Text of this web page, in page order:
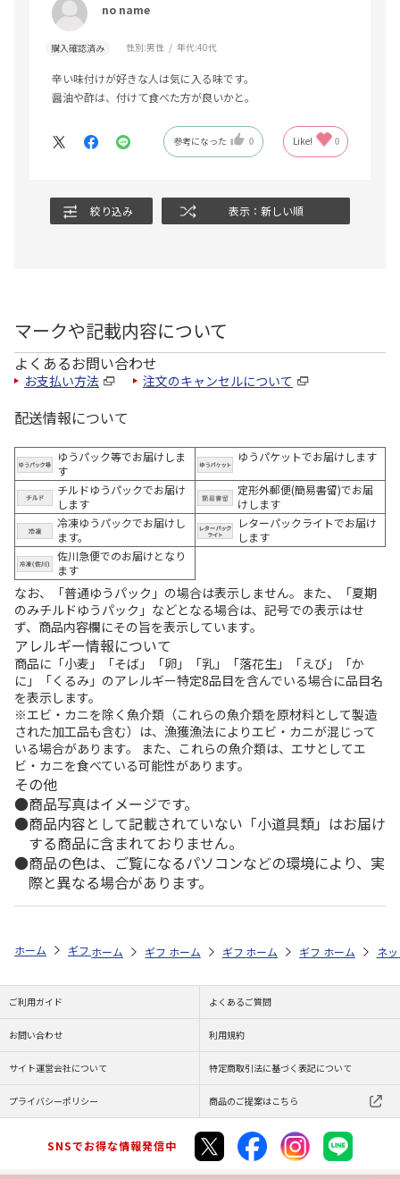
no name
購入確認済み 性別:男性 年代:40代
辛い味付けが好きな人は気に入る味です。
醤油や酢は、付けて食べた方が良いかと。
参考になった 0 Like! 0
絞り込み 表示：新しい順
マークや記載内容について
よくあるお問い合わせ
お支払い方法 注文のキャンセルについて
配送情報について
ゆうパック等でお届けしま
す
ゆうパケットでお届けします
チルドゆうパックでお届け
します
定形外郵便(簡易書留)でお届
けします
冷凍ゆうパックでお届けし
ます。
レターパックライトでお届け
します
佐川急便でのお届けとなり
ます
なお、「普通ゆうパック」の場合は表示しません。また、「夏期
のみチルドゆうパック」などとなる場合は、記号での表示はせ
ず、商品内容欄にその旨を表示しています。
アレルギー情報について
商品に「小麦」「そば」「卵」「乳」「落花生」「えび」「か
に」「くるみ」のアレルギー特定8品目を含んでいる場合に品目名
を表示します。
※エビ・カニを除く魚介類（これらの魚介類を原材料として製造
された加工品も含む）は、漁獲漁法によりエビ・カニが混じって
いる場合があります。 また、これらの魚介類は、エサとしてエ
ビ・カニを食べている可能性があります。
その他
商品写真はイメージです。
商品内容として記載されていない「小道具類」はお届け
する商品に含まれておりません。
商品の色は、ご覧になるパソコンなどの環境により、実
際と異なる場合があります。
ホーム ギフトストア お中元・夏ギフト特集 2026 おつまみ・お惣菜
ホーム ギフトストア お中元・夏ギフト特集 2026
ホーム ギフトストア お中元・夏ギフト
ホーム ギフトストア お
ホーム ネ
ご利用ガイド よくあるご質問
お問い合わせ 利用規約
サイト運営会社について 特定商取引法に基づく表記について
プライバシーポリシー 商品のご提案はこちら
SNSでお得な情報発信中